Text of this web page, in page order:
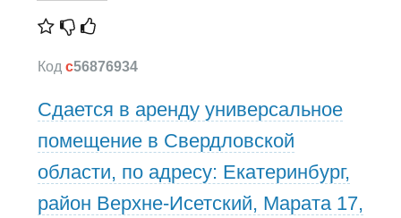
Код c56876934
Сдается в аренду универсальное
помещение в Свердловской
области, по адресу: Екатеринбург,
район Верхне-Исетский, Марата 17,